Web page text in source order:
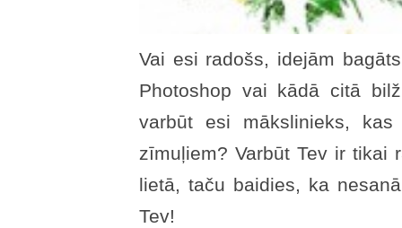
Vai esi radošs, idejām
Photoshop vai kādā citā
varbūt esi mākslinieks,
zīmuļiem? Varbūt Tev ir tikai
lietā, taču baidies, ka
Tev!